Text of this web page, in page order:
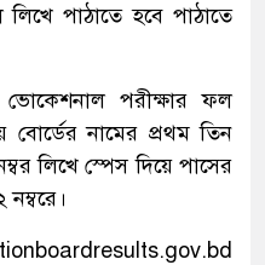
পাঠাতে হবে পাঠাতে
পরীক্ষার ফল
নামের প্রথম তিন
লিখে স্পেস দিয়ে পাসের